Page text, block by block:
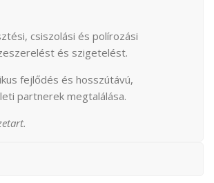
csiszolási és polírozási
és szigetelést.
fejlődés és hosszútávú,
partnerek megtalálása.